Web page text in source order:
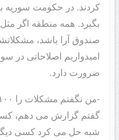
کردند. در حکومت سوریه
بگیرد. همه منطقه اگر مثل
صندوق آرا باشد،
امیدواریم اصلاحاتی در
ضرورت دارد.
گفتم گزارش می دهم،
شبه حل می کرد کسی